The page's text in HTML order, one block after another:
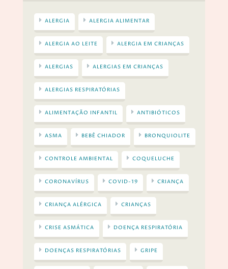
ALERGIA ALERGIA ALIMENTAR
ALERGIA AO LEITE ALERGIA EM CRIANÇAS
ALERGIAS ALERGIAS EM CRIANÇAS
ALERGIAS RESPIRATÓRIAS
ALIMENTAÇÃO INFANTIL ANTIBIÓTICOS
ASMA BEBÊ CHIADOR BRONQUIOLITE
CONTROLE AMBIENTAL COQUELUCHE
CORONAVÍRUS COVID-19 CRIANÇA
CRIANÇA ALÉRGICA CRIANÇAS
CRISE ASMÁTICA DOENÇA RESPIRATÓRIA
DOENÇAS RESPIRATÓRIAS GRIPE